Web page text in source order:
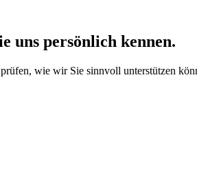
uns persönlich kennen.
wie wir Sie sinnvoll unterstützen